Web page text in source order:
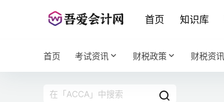
首页 知识库
首页 考试资讯 财税政策 财税资讯